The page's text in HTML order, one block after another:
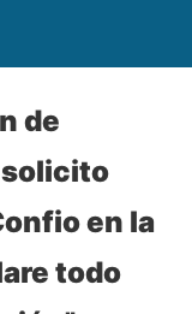
de
solicito
en la
todo